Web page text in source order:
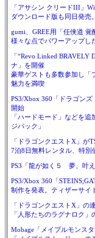
「アサシン クリードIII」
ダウンロード版も同日発売
gumi、GREE用「任侠道 覚
様々な点でパワーアップし
「“Revo Linked BRAVELY
ナ」を開催
豪華ゲストも多数参加し「
魅力を満喫
PS3/Xbox 360「ドラゴン
開始
「ハードモード」などを
ジパック」
「ドラゴンクエストX」が
7泊8日無料レンタル、特別
PS3「龍が如く５ 夢、叶
PS3/Xbox 360「
制作を発表。ティザーサイ
「ドラゴンクエストX」の
「人形たちのラグナロク」
Mobage「メイプルモンス